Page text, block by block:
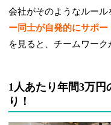
会社がそのようなルール
ー同士が自発的にサポー
を見ると、チームワーク
1人あたり年間3万
り！